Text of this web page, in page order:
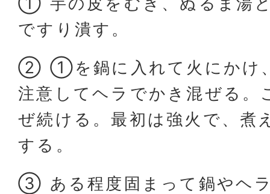
ですり潰す。
② ①を鍋に入れて火にかけ
注意してヘラでかき混ぜる。
ぜ続ける。最初は強火で、煮
する。
③ ある程度固まって鍋やヘ